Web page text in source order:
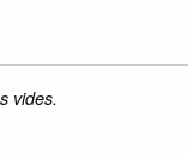
vides.